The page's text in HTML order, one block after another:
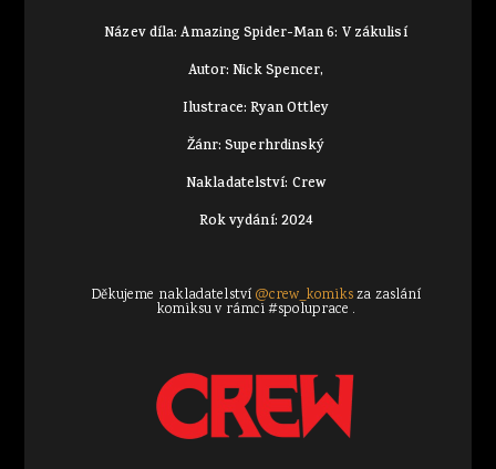
Název díla: Amazing Spider-Man 6: V zákulisí
Autor: Nick Spencer,
Ilustrace: Ryan Ottley
Žánr: Superhrdinský
Nakladatelství: Crew
Rok vydání: 2024
Děkujeme nakladatelství @crew_komiksza zaslání
komiksu v rámci #spoluprace .